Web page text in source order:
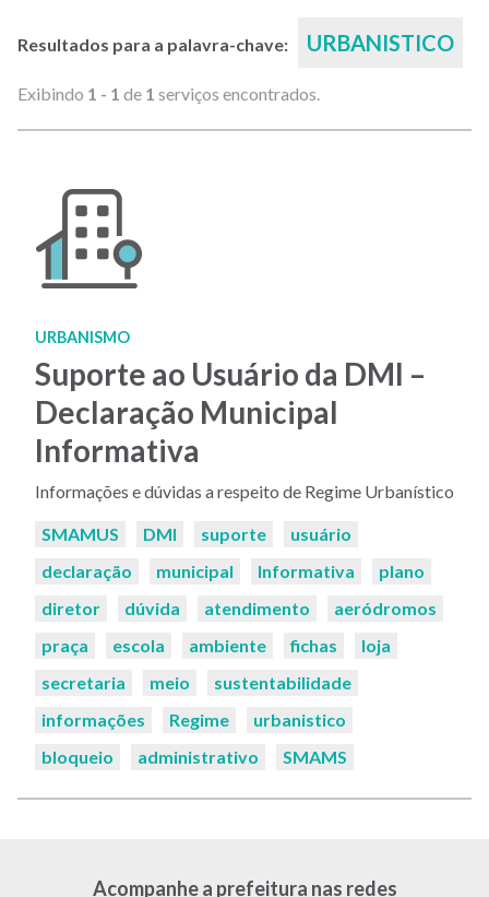
Resultados para a palavra-chave: URBANISTICO
Exibindo 1 - 1 de 1 serviços encontrados.
URBANISMO
Suporte ao Usuário da DMI –
Declaração Municipal
Informativa
Informações e dúvidas a respeito de Regime Urbanístico
Palavras-
SMAMUS DMI suporte
usuário
declaração
municipal Informativa
plano
diretor
dúvida atendimento
aeródromos
praça
escola ambiente fichas
loja
secretaria
meio
sustentabilidade
informações
Regime
urbanistico
bloqueio
administrativo SMAMS
Acompanhe a prefeitura nas redes